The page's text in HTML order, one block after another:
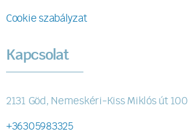
Cookie szabályzat
Kapcsolat
2131 Göd, Nemeskéri-Kiss Miklós út 100.
+36305983325